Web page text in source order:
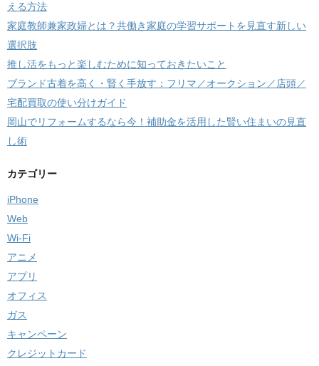
える方法
家庭教師兼家政婦とは？共働き家庭の学習サポートを見直す新しい
選択肢
推し活をもっと楽しむために知っておきたいこと
ブランド古着を高く・賢く手放す：フリマ／オークション／店頭／
宅配買取の使い分けガイド
岡山でリフォームするなら今！補助金を活用した賢い住まいの見直
し術
カテゴリー
iPhone
Web
Wi-Fi
アニメ
アプリ
オフィス
ガス
キャンペーン
クレジットカード